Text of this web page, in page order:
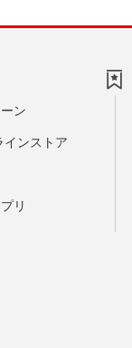
ン
インストア
リ